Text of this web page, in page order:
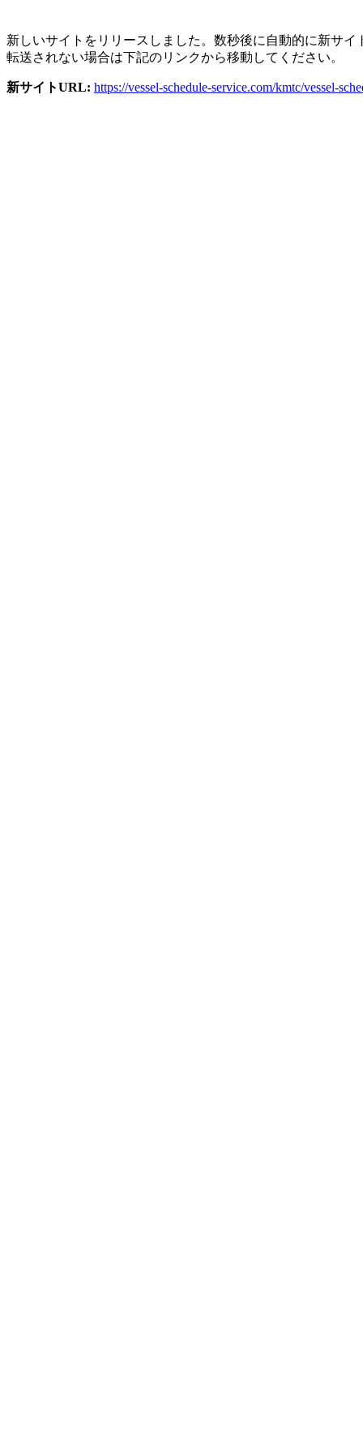
新しいサイトをリリースしました。数秒後に自動的に新サイ
転送されない場合は下記のリンクから移動してください。
新サイトURL: https://vessel-schedule-service.com/kmtc/vessel-